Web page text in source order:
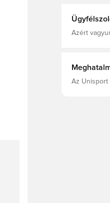
Azért
Az Unisport